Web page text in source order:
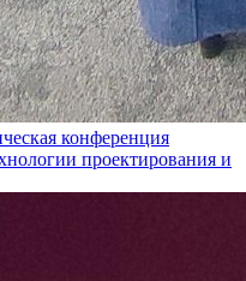
конференция
проектирования и